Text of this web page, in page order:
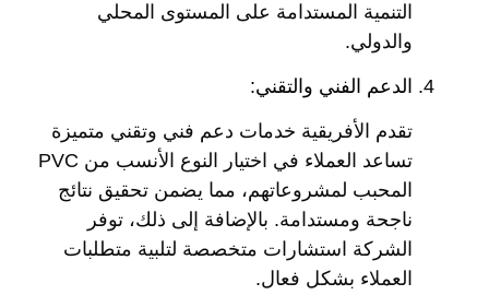
التنمية المستدامة على المستوى المحلي
والدولي.
الدعم الفني والتقني:
تقدم الأفريقية خدمات دعم فني وتقني متميزة
تساعد العملاء في اختيار النوع الأنسب من PVC
المحبب لمشروعاتهم، مما يضمن تحقيق نتائج
ناجحة ومستدامة. بالإضافة إلى ذلك، توفر
الشركة استشارات متخصصة لتلبية متطلبات
العملاء بشكل فعال.